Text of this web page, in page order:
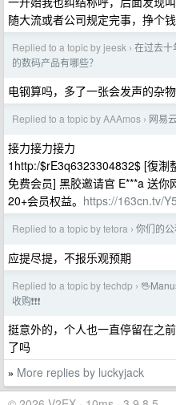
随大流或者公司规定完事，挣个钱
Replied to a topic by jeesk › 在过去十
的数码产品有哪些？
电钢算吗，多了一张会发声的杂
Replied to a topic by AAAmos › 网易
接力接力接力
1http:/$rE3q6323304832$ [復淛
免费会员] 黑胶邀请官 E***a 送
20+会员权益。 https://163cn.tv/
Replied to a topic by tetora › 你们的公
应提尽提，不报乐观预期
Replied to a topic by techdp ›
收购❗❗❗
挺意外的，个人也一直停留在之
了吗
» More replies by luckyjack